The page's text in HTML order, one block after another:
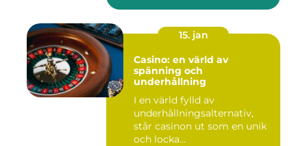
15. jan
Casino: en värld av
spänning och
underhållning
I en värld fylld av
underhållningsalternativ,
står casinon ut som en unik
och locka...